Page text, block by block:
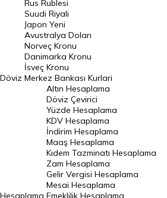
Riyal Kuru
Avustralya Doları
Danimarka Kronu Kuru
Kanada Doları Kuru
Norveç Kronu Kuru
İsveç Kronu Kuru
Japon Yeni Kuru
Serbest Piyasa Döviz Kurları
Merkez Bankası Döviz Kurları
Döviz
Rus Rublesi
Suudi Riyali
Japon Yeni
Avustralya Doları
Norveç Kronu
Danimarka Kronu
İsveç Kronu
Merkez Bankası Kurlari
Hesaplama
Altın Hesaplama
Döviz Çevirici
Yüzde Hesaplama
KDV Hesaplama
İndirim Hesaplama
Maaş Hesaplama
Kıdem Tazminatı Hesaplama
Zam Hesaplama
Gelir Vergisi Hesaplama
Mesai Hesaplama
Emeklilik Hesaplama